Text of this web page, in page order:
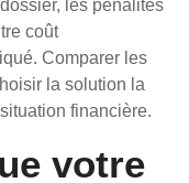
les pénalités
coût
Comparer les
la solution la
financière.
votre